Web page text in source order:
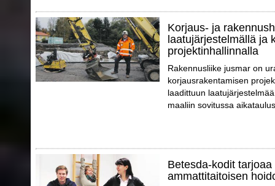
Korjaus- ja
laatujärjestelmällä ja
projektinhallinnalla
Rakennusliike jusmar on
korjausrakentamisen
laadittuun
maaliin sovitussa
Betesda-kodit
ammattitaitoisen